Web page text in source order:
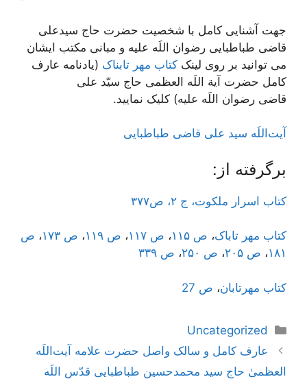
جهت آشنایی کامل با شخصیت حضرت حاج سیدعلی
قاضی طباطبایی رضوان اللَه علیه و مبانی مکتب ایشان
می توانید بر روی لینک کتاب مهر تابناک (يادنامه عارف
کامل حضرت آیة اللَه العظمی حاج سیّد علی
قاضی رضوان اللَه علیه) کلیک نمایید.
آیت‌اللَه سید علی قاضی طباطبایی
برگرفته از:
کتاب اسرار ملکوت، ج ٢، ص٣٧٧
کتاب مهر تاباک، ص ۱۱۵ ، ص ۱۱۷ ، ص ۱۱۹ ، ص ۱۷۳ ، ص
۱۸۱، ص ۲۰۵ ، ص ۲۵۰ ، ص ۳۳۹
کتاب مهرتابان، ص 27
دسته‌ها
Uncategorized
ناوبری
نوشته‌ها
عارف کامل و سالک واصل حضرت علامه آیت‌اللَه
العظمیٰ حاج سید محمدحسین طباطبایی قدّس اللَه